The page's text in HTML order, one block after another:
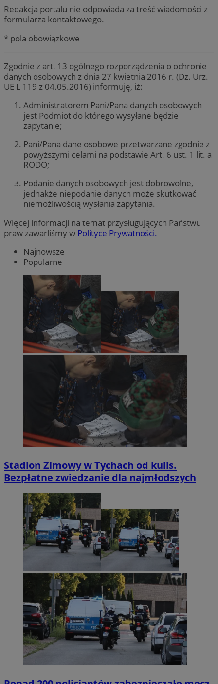
Redakcja portalu nie odpowiada za treść wiadomości z
formularza kontaktowego.
* pola obowiązkowe
Zgodnie z art. 13 ogólnego rozporządzenia o ochronie
danych osobowych z dnia 27 kwietnia 2016 r. (Dz. Urz.
UE L 119 z 04.05.2016) informuję, iż:
Administratorem Pani/Pana danych osobowych
jest Podmiot do którego wysyłane będzie
zapytanie;
Pani/Pana dane osobowe przetwarzane zgodnie z
powyższymi celami na podstawie Art. 6 ust. 1 lit. a
RODO;
Podanie danych osobowych jest dobrowolne,
jednakże niepodanie danych może skutkować
niemożliwością wysłania zapytania.
Więcej informacji na temat przysługujących Państwu
praw zawarliśmy w Polityce Prywatności.
Najnowsze
Popularne
Stadion Zimowy w Tychach od kulis.
Bezpłatne zwiedzanie dla najmłodszych